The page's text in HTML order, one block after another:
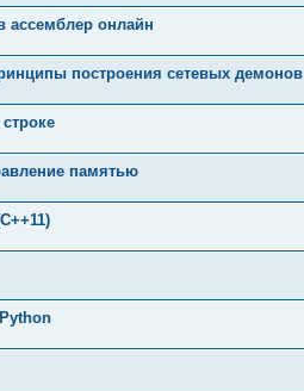
ассемблер онлайн
построения сетевых демонов
памятью